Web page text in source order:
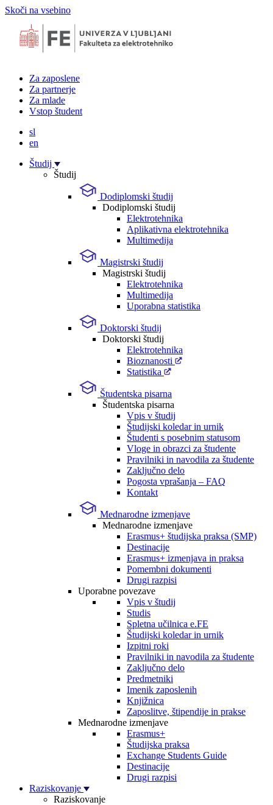
Skoči na vsebino
Za zaposlene
Za partnerje
Za mlade
Vstop študent
sl
en
Študij
Študij
Dodiplomski študij
Dodiplomski študij
Elektrotehnika
Aplikativna elektrotehnika
Multimedija
Magistrski študij
Magistrski študij
Elektrotehnika
Multimedija
Uporabna statistika
Doktorski študij
Doktorski študij
Elektrotehnika
Bioznanosti
Statistika
Študentska pisarna
Študentska pisarna
Vpis v študij
Študijski koledar in urnik
Študenti s posebnim statusom
Vloge in obrazci za študente
Pravilniki in navodila za študente
Zaključno delo
Pogosta vprašanja – FAQ
Kontakt
Mednarodne izmenjave
Mednarodne izmenjave
Erasmus+ študijska praksa (SMP)
Destinacije
Erasmus+ izmenjava in praksa
Pomembni dokumenti
Drugi razpisi
Uporabne povezave
Vpis v študij
Studis
Spletna učilnica e.FE
Študijski koledar in urnik
Izpitni roki
Pravilniki in navodila za študente
Zaključno delo
Predmetniki
Imenik zaposlenih
Knjižnica
Zaposlitve, štipendije in prakse
Mednarodne izmenjave
Erasmus+
Študijska praksa
Exchange Students Guide
Destinacije
Drugi razpisi
Raziskovanje
Raziskovanje